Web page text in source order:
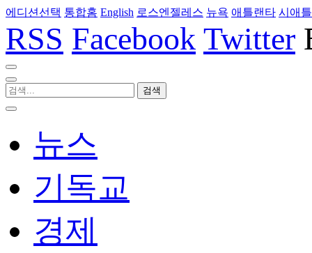
에디션선택 통합홈 English 로스엔젤레스 뉴욕 애틀랜타 시애틀
RSS Facebook Twitter
뉴스
기독교
경제